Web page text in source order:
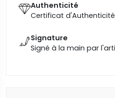
Authenticité
Certificat
Signature
Signé à la main par